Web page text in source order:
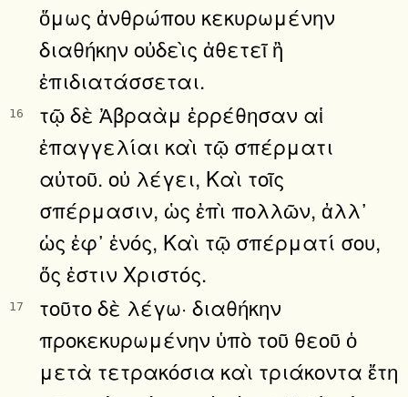
ὅμως ἀνθρώπου κεκυρωμένην
διαθήκην οὐδεὶς ἀθετεῖ ἢ
ἐπιδιατάσσεται.
16
τῷ δὲ Ἀβραὰμ ἐρρέθησαν αἱ
ἐπαγγελίαι καὶ τῷ σπέρματι
αὐτοῦ. οὐ λέγει, Καὶ τοῖς
σπέρμασιν, ὡς ἐπὶ πολλῶν, ἀλλ᾿
ὡς ἐφ᾿ ἑνός, Καὶ τῷ σπέρματί σου,
ὅς ἐστιν Χριστός.
17
τοῦτο δὲ λέγω· διαθήκην
προκεκυρωμένην ὑπὸ τοῦ θεοῦ ὁ
μετὰ τετρακόσια καὶ τριάκοντα ἔτη